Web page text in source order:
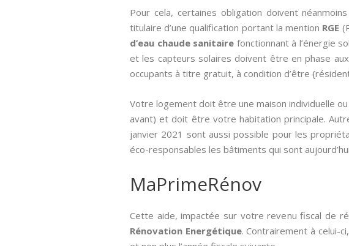
Pour cela, certaines obligation doivent
titulaire d’une qualification portant la mention RGE
d’eau chaude sanitaire fonctionnant à l’énergie
et les capteurs solaires doivent être en phase
occupants à titre gratuit, à condition d’être
Votre logement doit être une maison individuelle
avant) et doit être votre habitation principale.
janvier 2021 sont aussi possible pour les
éco-responsables les bâtiments qui sont
MaPrimeRénov
Cette aide, impactée sur votre revenu fiscal de
Rénovation Energétique. Contrairement à celui-